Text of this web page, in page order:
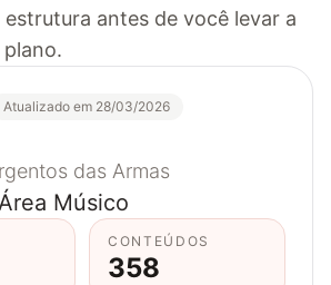
estrutura antes de você levar a
plano.
Atualizado em 28/03/2026
das Armas
Músico
CONTEÚDOS
358